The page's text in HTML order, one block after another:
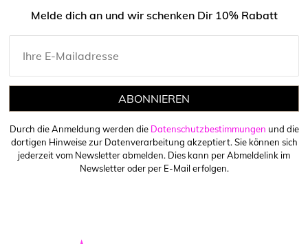
Melde dich an und wir schenken Dir 10% Rabatt
ABONNIEREN
Durch die Anmeldung werden die Datenschutzbestimmungen und die
dortigen Hinweise zur Datenverarbeitung akzeptiert. Sie können sich
jederzeit vom Newsletter abmelden. Dies kann per Abmeldelink im
Newsletter oder per E-Mail erfolgen.